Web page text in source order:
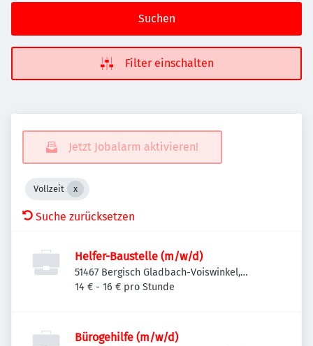
Suchen
Filter einschalten
Jetzt Jobalarm aktivieren!
Vollzeit
Suche zurücksetzen
Helfer-Baustelle (m/w/d)
51467 Bergisch Gladbach-Voiswinkel,
Deutschland
14 € - 16 € pro Stunde
Bürogehilfe (m/w/d)